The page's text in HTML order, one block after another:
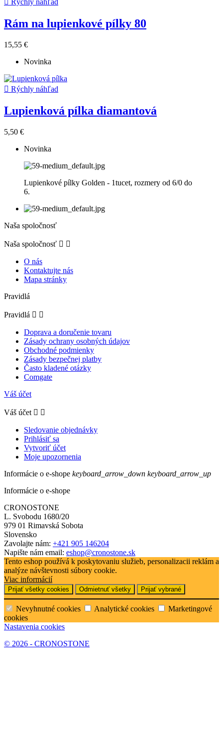
 Rýchly náhľad
Rám na lupienkové pílky 80
15,55 €
Novinka
 Rýchly náhľad
Lupienková pílka diamantová
5,50 €
Novinka
Lupienkové pílky Golden - 1tucet, rozmery od 6/0 do
6.
Naša spoločnosť
Naša spoločnosť  
O nás
Kontaktujte nás
Mapa stránky
Pravidlá
Pravidlá  
Doprava a doručenie tovaru
Zásady ochrany osobných údajov
Obchodné podmienky
Zásady bezpečnej platby
Často kladené otázky
Comgate
Váš účet
Váš účet  
Sledovanie objednávky
Prihlásiť sa
Vytvoriť účet
Moje upozornenia
Informácie o e-shope keyboard_arrow_down keyboard_arrow_up
Informácie o e-shope
CRONOSTONE
L. Svobodu 1680/20
979 01 Rimavská Sobota
Slovensko
Zavolajte nám: +421 905 146204
Napište nám email: eshop@cronostone.sk
Tento eshop používá k poskytovaniu služieb, personalizacii reklám a
analýze návštevnosti súbory cookie.
Viac informácií
Prijať všetky cookies Odmietnuť všetky Prijať vybrané
Nevyhnutné cookies Analytické cookies
Marketingové
cookies
Nastavenia cookies
© 2026 - CRONOSTONE